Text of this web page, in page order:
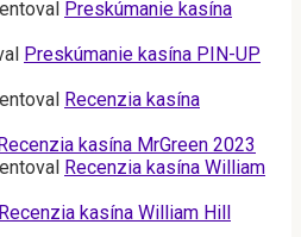
Preskúmanie kasína
Preskúmanie kasína PIN-UP
Recenzia kasína
kasína MrGreen 2023
Recenzia kasína William
Recenzia kasína William Hill